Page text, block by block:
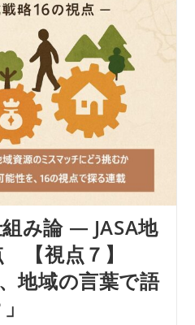
み論 ― JASA地
【視点７】
地域の言葉で語